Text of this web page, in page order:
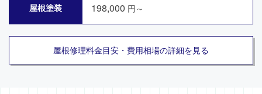
屋根塗装 198,000 円～
屋根修理料金目安・費用相場の詳細を見る